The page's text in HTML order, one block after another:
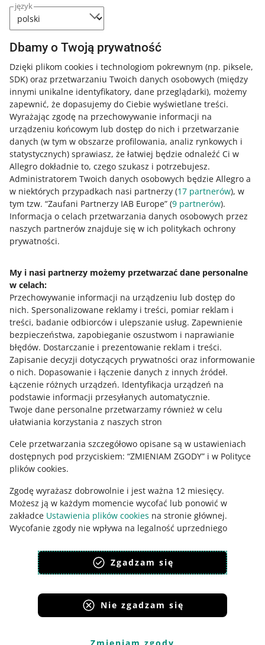
język
Dbamy o Twoją prywatność
Dzięki plikom cookies i technologiom pokrewnym (np. piksele,
SDK) oraz przetwarzaniu Twoich danych osobowych (między
innymi unikalne identyfikatory, dane przeglądarki), możemy
zapewnić, że dopasujemy do Ciebie wyświetlane treści.
Wyrażając zgodę na przechowywanie informacji na
urządzeniu końcowym lub dostęp do nich i przetwarzanie
danych (w tym w obszarze profilowania, analiz rynkowych i
statystycznych) sprawiasz, że łatwiej będzie odnaleźć Ci w
Allegro dokładnie to, czego szukasz i potrzebujesz.
Administratorem Twoich danych osobowych będzie Allegro a
w niektórych przypadkach nasi partnerzy (17 partnerów), w
tym tzw. “Zaufani Partnerzy IAB Europe” (9 partnerów).
Informacja o celach przetwarzania danych osobowych przez
naszych partnerów znajduje się w ich politykach ochrony
prywatności.
My i nasi partnerzy możemy przetwarzać dane personalne
w celach:
Przechowywanie informacji na urządzeniu lub dostęp do
nich. Spersonalizowane reklamy i treści, pomiar reklam i
treści, badanie odbiorców i ulepszanie usług. Zapewnienie
bezpieczeństwa, zapobieganie oszustwom i naprawianie
błędów. Dostarczanie i prezentowanie reklam i treści.
Zapisanie decyzji dotyczących prywatności oraz informowanie
o nich. Dopasowanie i łączenie danych z innych źródeł.
Łączenie różnych urządzeń. Identyfikacja urządzeń na
podstawie informacji przesyłanych automatycznie.
Twoje dane personalne przetwarzamy również w celu
ułatwiania korzystania z naszych stron
Cele przetwarzania szczegółowo opisane są w ustawieniach
dostępnych pod przyciskiem: “ZMIENIAM ZGODY” i w Polityce
plików cookies.
Zgodę wyrażasz dobrowolnie i jest ważna 12 miesięcy.
Możesz ją w każdym momencie wycofać lub ponowić w
zakładce Ustawienia plików cookies na stronie głównej.
Wycofanie zgody nie wpływa na legalność uprzedniego
polityka plików cookies
polityka ochrony prywatności
Zgadzam się
Nie zgadzam się
24 grudnia przewoźnicy Allegro Delivery będą wyłącznie
dostarczać zamówienia – do automatów paczkowych,
maksymalnie do godziny 14:00.
Kliknij i sprawdź szczegóły.
Jak oceniasz te zmiany/nowości?
0 - Porażka
10 - Rewelacja
0 1 2 3 4 5 6 7
8 9 10
Zapytaj społeczność
Zajrzyj na Allegro Gadane
Ta strona jest też dostępna w innych językach
Serwisy Grupy Allegro
Allegro.sk Allegro.hu Onedelivery.cz